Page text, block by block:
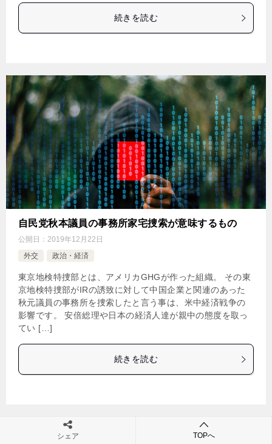
続きを読む
自民党秋本議員の事務所家宅捜索が意味するもの
公開日： 2019年12月22日
外交
政治・経済
東京地検特捜部とは、アメリカGHGが作った組織。 その東
京地検特捜部がIRの誘致に対して中国企業と関連のあった
秋元議員の事務所を捜索したと言う事は、米中経済戦争の
影響です。 安倍総理や日本の経済人達が親中の態度を取っ
てい […]
続きを読む
シェア TOPへ